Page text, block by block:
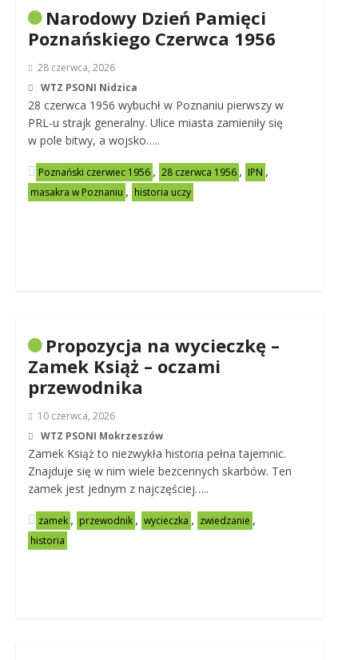
Narodowy Dzień Pamięci
Poznańskiego Czerwca 1956
28 czerwca, 2026
WTZ PSONI Nidzica
28 czerwca 1956 wybuchł w Poznaniu pierwszy w
PRL-u strajk generalny. Ulice miasta zamieniły się
w pole bitwy, a wojsko…..
Poznański czerwiec 1956 , 28 czerwca 1956 , IPN ,
masakra w Poznaniu , historia uczy
Propozycja na wycieczkę –
Zamek Książ – oczami
przewodnika
10 czerwca, 2026
WTZ PSONI Mokrzeszów
Zamek Książ to niezwykła historia pełna tajemnic.
Znajduje się w nim wiele bezcennych skarbów. Ten
zamek jest jednym z najczęściej…..
zamek , przewodnik , wycieczka , zwiedzanie ,
historia